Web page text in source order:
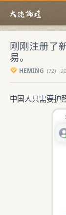
刚刚注册了
易。
HEMING (72)
中国人只需要护